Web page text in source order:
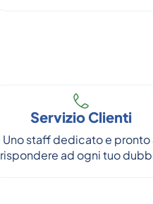
Servizio Clienti
Uno staff dedicato e pronto
rispondere ad ogni tuo